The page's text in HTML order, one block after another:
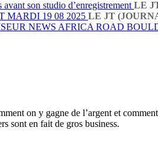
son studio d’enregistrement LE
MARDI 19 08 2025 LE JT
NEWS AFRICA ROAD
on y gagne de l’argent et
sont en fait de gros business.